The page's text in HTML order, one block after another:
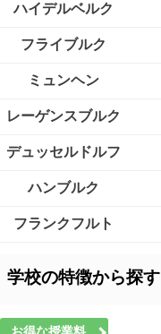
ハイデルベルク
フライブルク
ミュンヘン
レーゲンスブルク
デュッセルドルフ
ハンブルク
フランクフルト
学校の特徴から探す